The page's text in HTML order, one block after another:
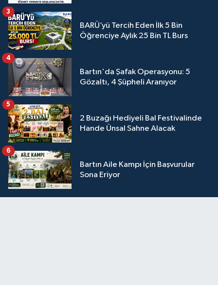
BARÜ’yü Tercih Eden İlk 5 Bin
Öğrenciye Aylık 25 Bin TL Burs
3
Bartın'da Şafak Operasyonu: 5
Gözaltı, 4 Şüpheli Aranıyor
4
2 Buzağı Hediyeli Bal Festivalinde
Hande Ünsal Sahne Alacak
5
Bartın Aile Kampı İçin Başvurular
Sona Eriyor
6